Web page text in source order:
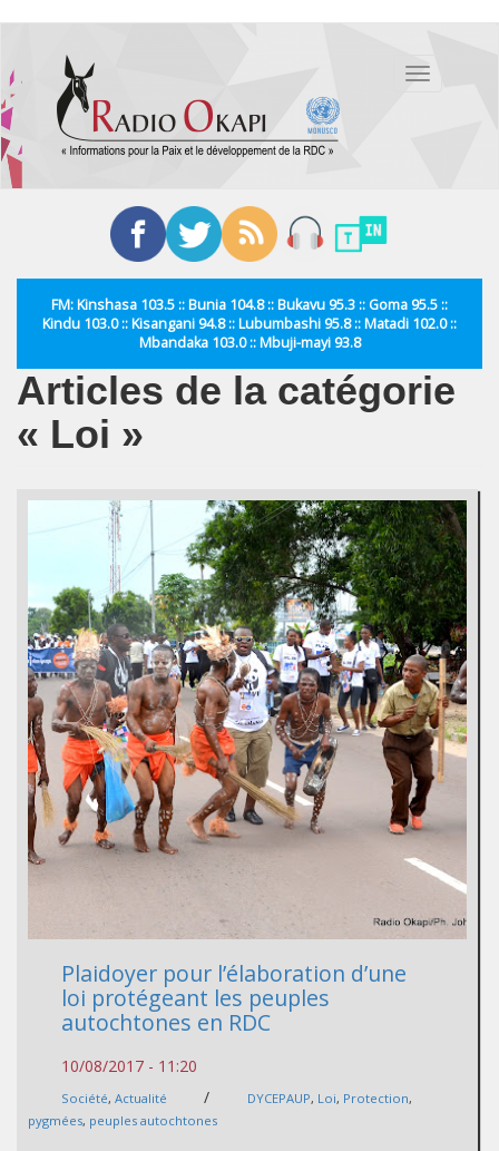
contenu
principal
Toggle
FM: Kinshasa 103.5 :: Bunia 104.8 :: Bukavu 95.3 :: Goma 95.5 ::
Kindu 103.0 :: Kisangani 94.8 :: Lubumbashi 95.8 :: Matadi 102.0 ::
Mbandaka 103.0 :: Mbuji-mayi 93.8
Articles de la catégorie
« Loi »
Plaidoyer pour l’élaboration d’une
loi protégeant les peuples
autochtones en RDC
10/08/2017 - 11:20
Société, Actualité / DYCEPAUP, Loi, Protection,
pygmées, peuples autochtones